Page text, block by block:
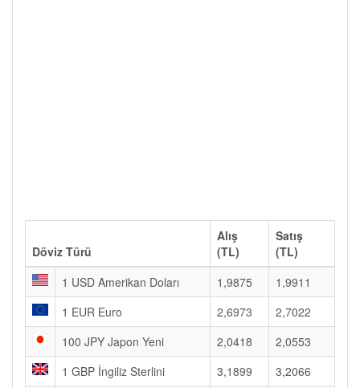
Döviz Türü
Alış
(TL)
Satış
(TL)
1 USD Amerikan Doları
1,9875
1,9911
1 EUR Euro
2,6973
2,7022
100 JPY Japon Yeni
2,0418
2,0553
1 GBP İngiliz Sterlini
3,1899
3,2066